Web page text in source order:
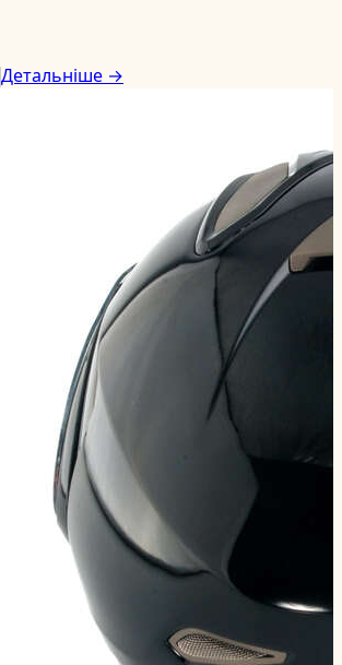
Детальніше →